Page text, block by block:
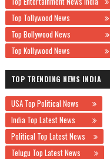
Top Tollywood News
Top Bollywood News
Top Kollywood News
TOP TRENDING NEWS INDIA
USA Top Political News
India Top Latest News
Political Top Latest News
Telugu Top Latest News